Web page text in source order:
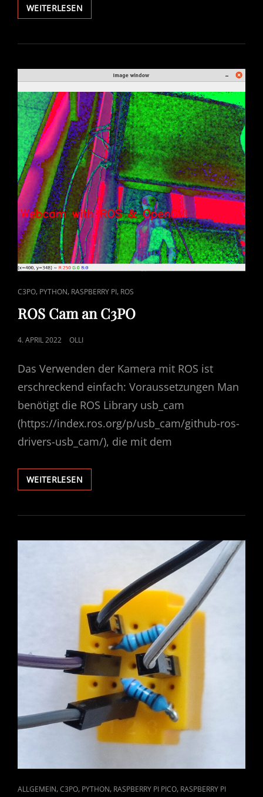
WEITERLESENWALL.E
–
CAT
LINKS
C3PO, PYTHON, RASPBERRY PI, ROS
ROS Cam an C3PO
POSTED
4. APRIL 2022 OLLI
Das Verwenden der Kamera mit ROS ist
erschreckend einfach: Voraussetzungen Man
benötigt die ROS Library usb_cam
(https://index.ros.org/p/usb_cam/github-ros-
drivers-usb_cam/), die mit dem
WEITERLESENROS
CAM
C3PO
CAT
ALLGEMEIN,C3PO, PYTHON, RASPBERRY PI PICO, RASPBERRY PI